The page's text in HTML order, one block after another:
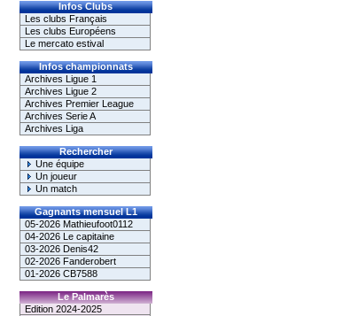
Infos Clubs
Les clubs Français
Les clubs Européens
Le mercato estival
Infos championnats
Archives Ligue 1
Archives Ligue 2
Archives Premier League
Archives Serie A
Archives Liga
Rechercher
Une équipe
Un joueur
Un match
Gagnants mensuel L1
05-2026 Mathieufoot0112
04-2026 Le capitaine
03-2026 Denis42
02-2026 Fanderobert
01-2026 CB7588
Le Palmarès
Edition 2024-2025